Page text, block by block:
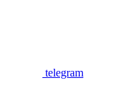
telegram